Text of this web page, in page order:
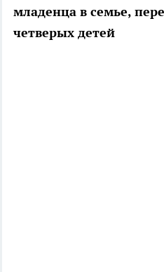
младенца в семье,
четверых детей